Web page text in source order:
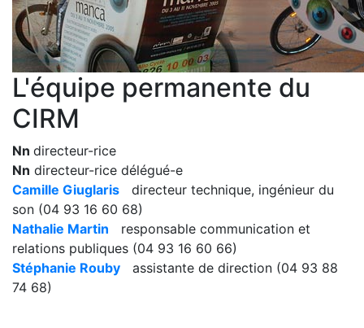
L'équipe permanente du
CIRM
Nn directeur-rice
Nn directeur-rice délégué-e
Camille Giuglaris directeur technique, ingénieur du
son (04 93 16 60 68)
Nathalie Martin responsable communication et
relations publiques (04 93 16 60 66)
Stéphanie Rouby assistante de direction (04 93 88
74 68)